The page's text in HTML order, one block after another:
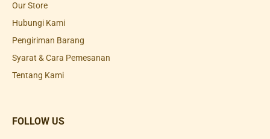
Our Store
Hubungi Kami
Pengiriman Barang
Syarat & Cara Pemesanan
Tentang Kami
FOLLOW US